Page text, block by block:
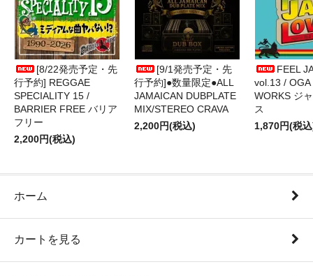
[8/22発売予定・先
行予約] REGGAE
SPECIALITY 15 /
BARRIER FREE バリア
フリー
2,200円(税込)
[9/1発売予定・先
行予約]●数量限定●ALL
JAMAICAN DUBPLATE
MIX/STEREO CRAVA
2,200円(税込)
FEEL
vol.13 / OGA
WORKS ジ
ス
1,870円(税
ホーム
カートを見る